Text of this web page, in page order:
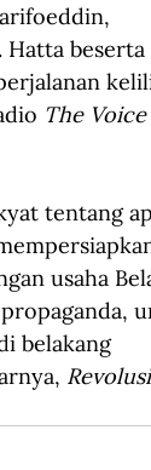
beserta
The
tentang
usaha
belakang